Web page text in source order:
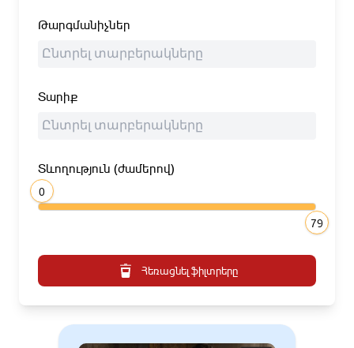
Թարգմանիչներ
Տարիք
Տևողություն (ժամերով)
0
79
Հեռացնել ֆիլտրերը